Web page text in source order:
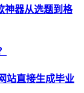
神器从选题到格
站直接生成毕业